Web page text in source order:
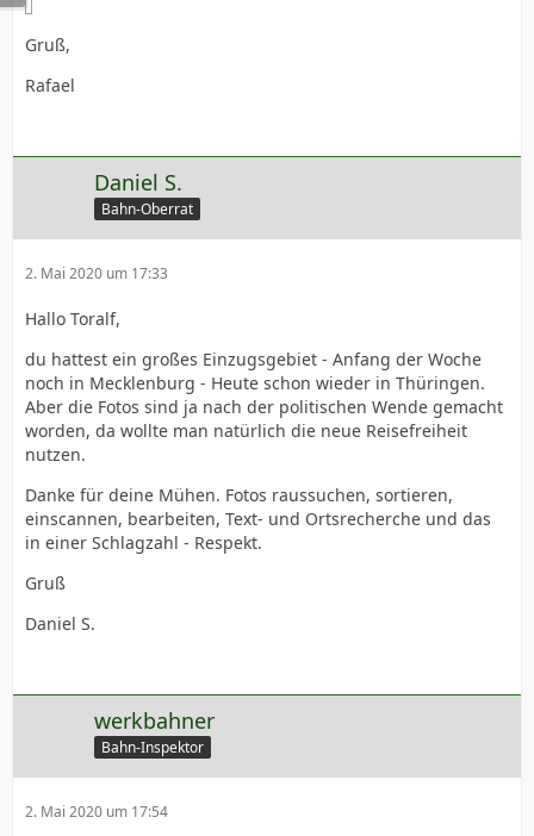
Gruß,
Rafael
Daniel S.
Bahn-Oberrat
2. Mai 2020 um 17:33
Hallo Toralf,
du hattest ein großes Einzugsgebiet - Anfang der Woche
noch in Mecklenburg - Heute schon wieder in Thüringen.
Aber die Fotos sind ja nach der politischen Wende gemacht
worden, da wollte man natürlich die neue Reisefreiheit
nutzen.
Danke für deine Mühen. Fotos raussuchen, sortieren,
einscannen, bearbeiten, Text- und Ortsrecherche und das
in einer Schlagzahl - Respekt.
Gruß
Daniel S.
werkbahner
Bahn-Inspektor
2. Mai 2020 um 17:54